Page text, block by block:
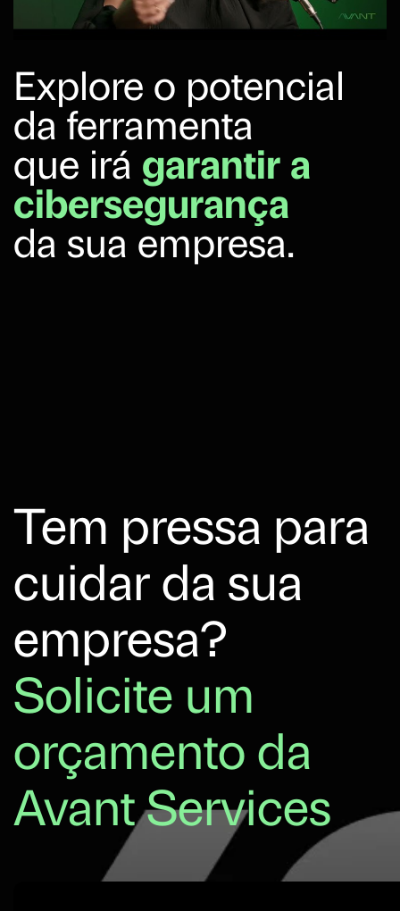
Explore o potencial
da ferramenta
que irá garantir a
cibersegurança
da sua empresa.
Tem pressa para
cuidar da sua
empresa?
Solicite um
orçamento da
Avant Services